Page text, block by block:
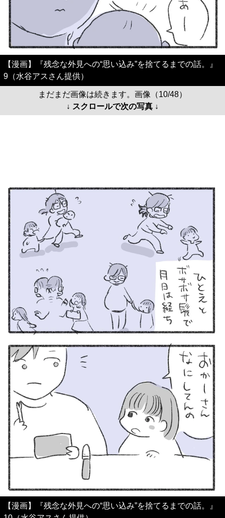
【漫画】『残念な外見への“思い込み”を捨てるまでの話。』
9（水谷アスさん提供）
まだまだ画像は続きます。画像（10/48）
↓ スクロールで次の写真 ↓
【漫画】『残念な外見への“思い込み”を捨てるまでの話。』